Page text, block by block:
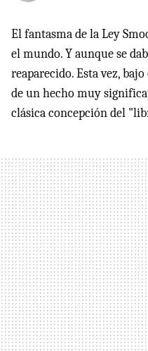
El fantasma de la Ley
el mundo. Y aunque se
reaparecido. Esta vez,
de un hecho muy
clásica concepción del